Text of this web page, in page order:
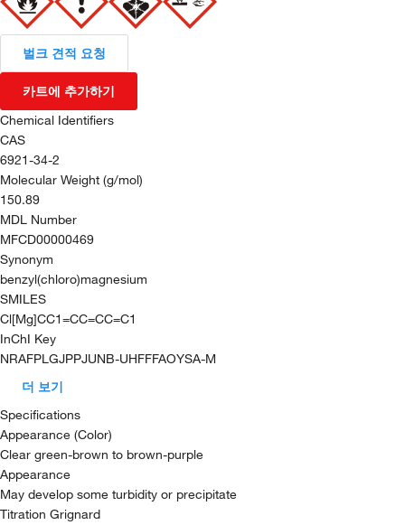
벌크 견적 요청
카트에 추가하기
Chemical Identifiers
CAS
6921-34-2
Molecular Weight (g/mol)
150.89
MDL Number
MFCD00000469
Synonym
benzyl(chloro)magnesium
SMILES
Cl[Mg]CC1=CC=CC=C1
InChI Key
NRAFPLGJPPJUNB-UHFFFAOYSA-M
더 보기
Specifications
Appearance (Color)
Clear green-brown to brown-purple
Appearance
May develop some turbidity or precipitate
Titration Grignard